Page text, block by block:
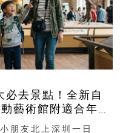
去景點！全新自
藝術館附適合年
朋友北上深圳一日